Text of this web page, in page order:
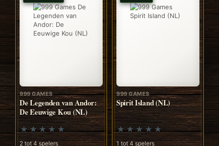
999 GAMES
De Legenden van Andor:
De Eeuwige Kou (NL)
2 tot 4 spelers
999 GAMES
Spirit Island (NL)
1 tot 4 spelers